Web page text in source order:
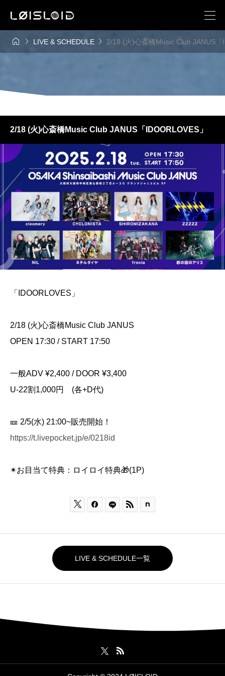
  LIVE & SCHEDULE  2/18 (火)心斎橋Music Club JANUS「
2/18 (火)心斎橋Music Club JANUS「IDOORLOVES」
「IDOORLOVES」
2/18 (火)心斎橋Music Club JANUS
OPEN 17:30 / START 17:50
一般ADV ¥2,400 / DOOR ¥3,400
U-22割1,000円 (各+D代)
🎫 2/5(水) 21:00~販売開始！
https://t.livepocket.jp/e/0218id
✴︎お目当て特典：ロイロイ特典🎁(1P)
  
LIVE & SCHEDULE一覧